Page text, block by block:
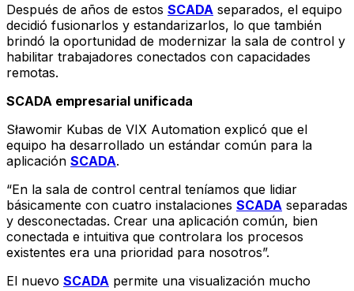
Después de años de estos SCADA separados, el equipo
decidió fusionarlos y estandarizarlos, lo que también
brindó la oportunidad de modernizar la sala de control y
habilitar trabajadores conectados con capacidades
remotas.
SCADA empresarial unificada
Sławomir Kubas de VIX Automation explicó que el
equipo ha desarrollado un estándar común para la
aplicación SCADA.
“En la sala de control central teníamos que lidiar
básicamente con cuatro instalaciones SCADA separadas
y desconectadas. Crear una aplicación común, bien
conectada e intuitiva que controlara los procesos
existentes era una prioridad para nosotros”.
El nuevo SCADA permite una visualización mucho